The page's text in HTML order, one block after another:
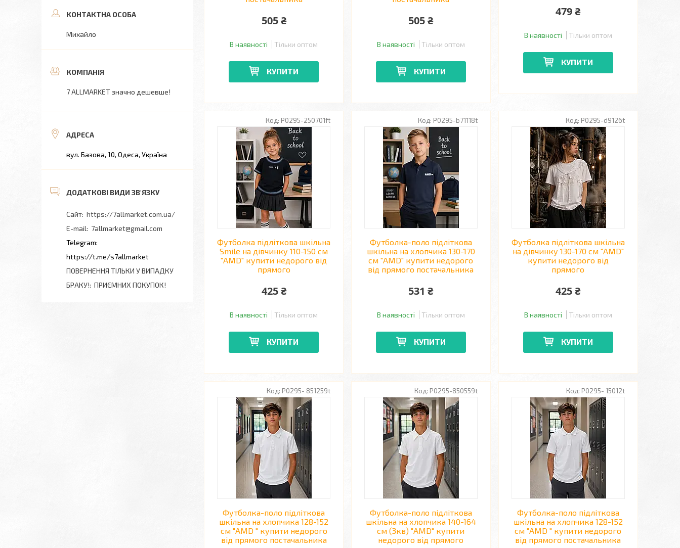
505 ₴
В наявності Тільки оптом
КУПИТИ
505 ₴
В наявності Тільки оптом
КУПИТИ
479 ₴
В наявності Тільки оптом
КУПИТИ
P0295-250701ft
Футболка підліткова шкільна
Smile на дівчинку 110-150 см
"AMD" купити недорого від
прямого
425 ₴
В наявності Тільки оптом
КУПИТИ
P0295-b71118t
Футболка-поло підліткова
шкільна на хлопчика 130-170
см "AMD" купити недорого
від прямого постачальника
531 ₴
В наявності Тільки оптом
КУПИТИ
P0295-d9126t
Футболка підліткова шкільна
на дівчинку 130-170 см "AMD"
купити недорого від
прямого
425 ₴
В наявності Тільки оптом
КУПИТИ
P0295- 851259t
Футболка-поло підліткова
шкільна на хлопчика 128-152
см "AMD " купити недорого
від прямого постачальника
P0295-850559t
Футболка-поло підліткова
шкільна на хлопчика 140-164
см (3кв) "AMD" купити
недорого від прямого
P0295- 15012t
Футболка-поло підліткова
шкільна на хлопчика 128-152
см "AMD " купити недорого
від прямого постачальника
Михайло
7 ALLMARKET значно дешевше!
вул. Базова, 10, Одеса, Україна
https://7allmarket.com.ua/
7allmarket@gmail.com
https://t.me/s7allmarket
ПОВЕРНЕННЯ ТІЛЬКИ У ВИПАДКУ
БРАКУ! ПРИЄМНИХ ПОКУПОК!